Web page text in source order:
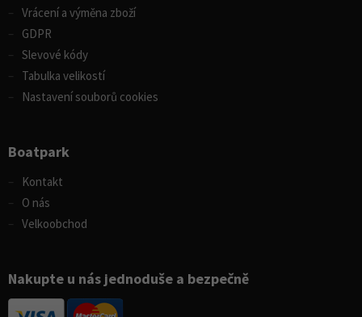
Vrácení a výměna zboží
GDPR
Slevové kódy
Tabulka velikostí
Nastavení souborů cookies
Boatpark
Kontakt
O nás
Velkoobchod
Nakupte u nás jednoduše a bezpečně